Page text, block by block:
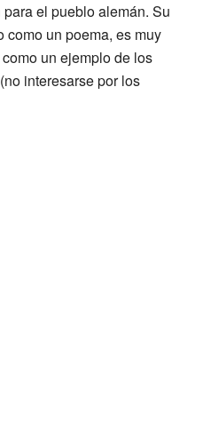
el pueblo alemán. Su
como un poema, es muy
un ejemplo de los
interesarse por los